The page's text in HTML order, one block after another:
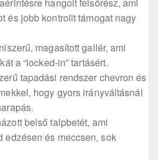
hangolt felsőrész, ami
és jobb kontrollt támogat nagy
magasított gallér, ami
a “locked-in” tartásért.
tapadási rendszer chevron és
hogy gyors irányváltásnál
belső talpbetét, ami
edzésen és meccsen, sok